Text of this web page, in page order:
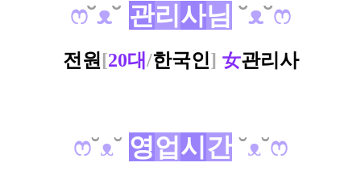
ෆ˘ᴥ˘ 관리 사님 ˘ᴥ˘ෆ
전원 [20대/한국인] 女관리사
ෆ˘ᴥ˘ 영업 시 간 ˘ᴥ˘ෆ